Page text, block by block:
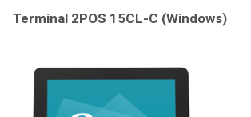
Terminal 2POS 15CL-C (Windows)